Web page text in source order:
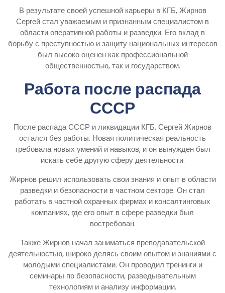
В результате своей успешной карьеры в КГБ, Жирнов
Сергей стал уважаемым и признанным специалистом в
области оперативной работы и разведки. Его вклад в
борьбу с преступностью и защиту национальных интересов
был высоко оценен как профессиональной
общественностью, так и государством.
Работа после распада
СССР
После распада СССР и ликвидации КГБ, Сергей Жирнов
остался без работы. Новая политическая реальность
требовала новых умений и навыков, и он вынужден был
искать себе другую сферу деятельности.
Жирнов решил использовать свои знания и опыт в области
разведки и безопасности в частном секторе. Он стал
работать в частной охранных фирмах и консалтинговых
компаниях, где его опыт в сфере разведки был
востребован.
Также Жирнов начал заниматься преподавательской
деятельностью, широко делясь своим опытом и знаниями с
молодыми специалистами. Он проводил тренинги и
семинары по безопасности, разведывательным
технологиям и анализу информации.